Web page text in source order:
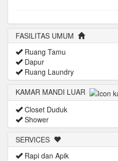
FASILITAS UMUM
Ruang Tamu
Dapur
Ruang Laundry
KAMAR MANDI LUAR
Closet Duduk
Shower
SERVICES
Rapi dan Apik